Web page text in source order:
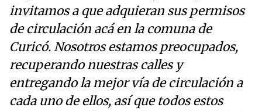
invitamos a que adquieran sus permisos
de circulación acá en la comuna de
Curicó. Nosotros estamos preocupados,
recuperando nuestras calles y
entregando la mejor vía de circulación a
cada uno de ellos, así que todos estos